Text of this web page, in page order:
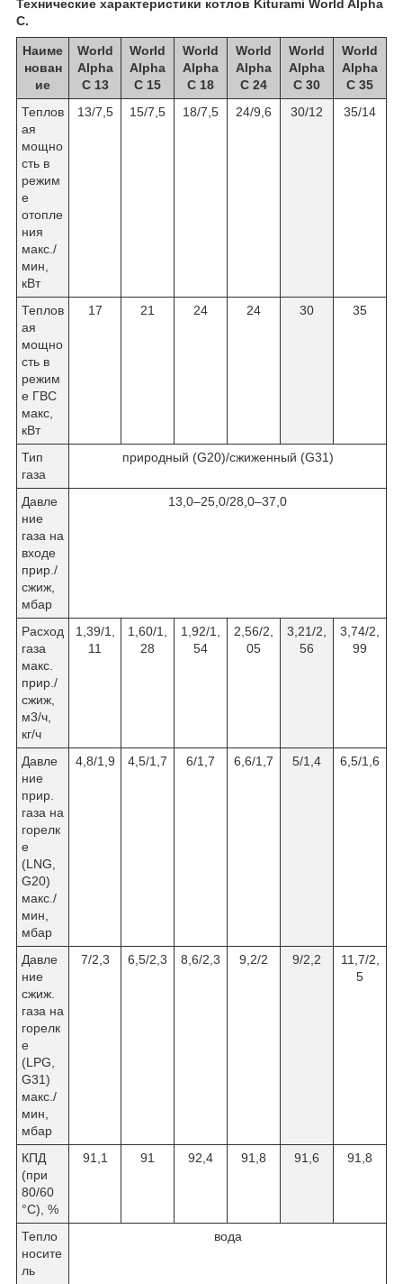
Технические характеристики котлов Kiturami World Alpha
C.
Наиме
нован
ие
World
Alpha
C 13
World
Alpha
C 15
World
Alpha
C 18
World
Alpha
C 24
World
Alpha
C 30
World
Alpha
C 35
Теплов
ая
мощно
сть в
режим
е
отопле
ния
макс./
мин,
кВт
13/7,5 15/7,5 18/7,5 24/9,6 30/12 35/14
Теплов
ая
мощно
сть в
режим
е ГВС
макс,
кВт
17 21 24 24 30 35
Тип
газа
природный (G20)/сжиженный (G31)
Давле
ние
газа на
входе
прир./
сжиж,
мбар
13,0–25,0/28,0–37,0
Расход
газа
макс.
прир./
сжиж,
м3/ч,
кг/ч
1,39/1,
11
1,60/1,
28
1,92/1,
54
2,56/2,
05
3,21/2,
56
3,74/2,
99
Давле
ние
прир.
газа на
горелк
е
(LNG,
G20)
макс./
мин,
мбар
4,8/1,9 4,5/1,7 6/1,7 6,6/1,7 5/1,4 6,5/1,6
Давле
ние
сжиж.
газа на
горелк
е
(LPG,
G31)
макс./
мин,
мбар
7/2,3 6,5/2,3 8,6/2,3 9,2/2 9/2,2
11,7/2,
5
КПД
(при
80/60
°C), %
91,1 91 92,4 91,8 91,6 91,8
Тепло
носите
ль
вода